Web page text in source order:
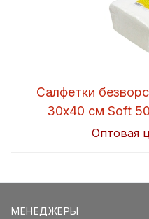
Салфетки
30x40 см Soft
Оптовая
МЕНЕДЖЕРЫ